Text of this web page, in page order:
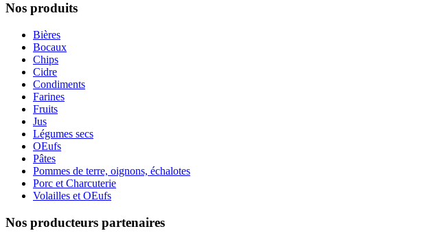
Nos produits
Bières
Bocaux
Chips
Cidre
Condiments
Farines
Fruits
Jus
Légumes secs
OEufs
Pâtes
Pommes de terre, oignons, échalotes
Porc et Charcuterie
Volailles et OEufs
Nos producteurs partenaires